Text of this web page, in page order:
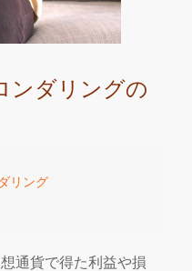
ンダリングの
リング
通貨で得た利益や損